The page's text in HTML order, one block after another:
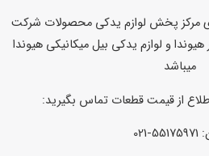
مرکز پخش لوازم یدکی محصولات شرکت
هیوندا و لوازم یدکی بیل میکانیکی هیوندا
میباشد
از قیمت قطعات تماس بگیرید: